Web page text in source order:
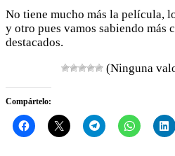
No tiene mucho más la película,
y otro pues vamos sabiendo más
destacados.
(Ninguna
Compártelo: